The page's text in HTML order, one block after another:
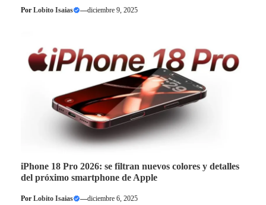
Por Lobito Isaias —diciembre 9, 2025
iPhone 18 Pro 2026: se filtran nuevos colores y detalles
del próximo smartphone de Apple
Por Lobito Isaias —diciembre 6, 2025